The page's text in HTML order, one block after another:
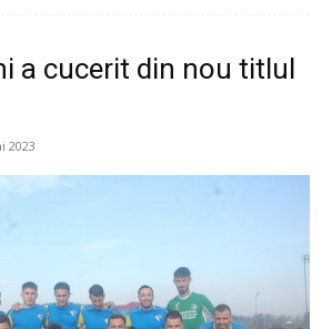
a cucerit din nou titlul
2023